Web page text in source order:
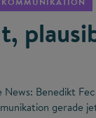
News: Benedikt
gerade